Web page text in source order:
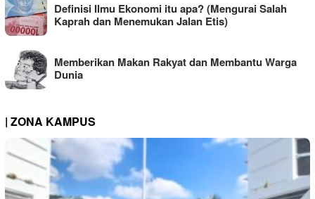
Definisi Ilmu Ekonomi itu apa? (Mengurai Salah
Kaprah dan Menemukan Jalan Etis)
Memberikan Makan Rakyat dan Membantu Warga
Dunia
| ZONA KAMPUS